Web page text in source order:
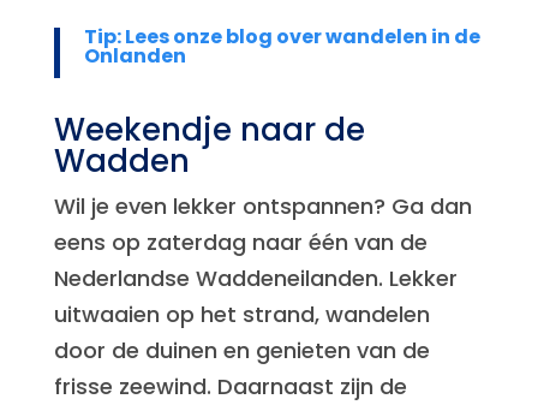
Tip: Lees onze blog over wandelen in de
Onlanden
Weekendje naar de
Wadden
Wil je even lekker ontspannen? Ga dan
eens op zaterdag naar één van de
Nederlandse Waddeneilanden. Lekker
uitwaaien op het strand, wandelen
door de duinen en genieten van de
frisse zeewind. Daarnaast zijn de